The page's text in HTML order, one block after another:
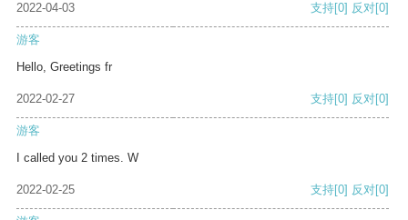
2022-04-03 支持[0] 反对[0]
游客
Hello, Greetings fr
2022-02-27 支持[0] 反对[0]
游客
I called you 2 times. W
2022-02-25 支持[0] 反对[0]